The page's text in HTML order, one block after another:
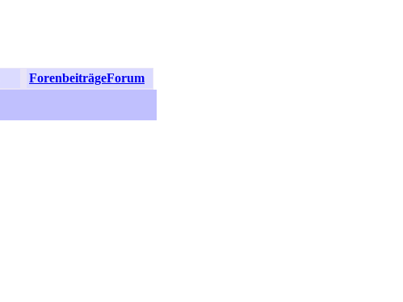
ForenbeiträgeForum